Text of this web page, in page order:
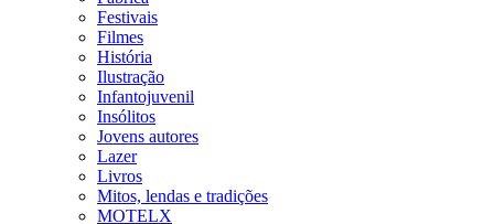
Festivais
Filmes
História
Ilustração
Infantojuvenil
Insólitos
Jovens autores
Lazer
Livros
Mitos, lendas e tradições
MOTELX